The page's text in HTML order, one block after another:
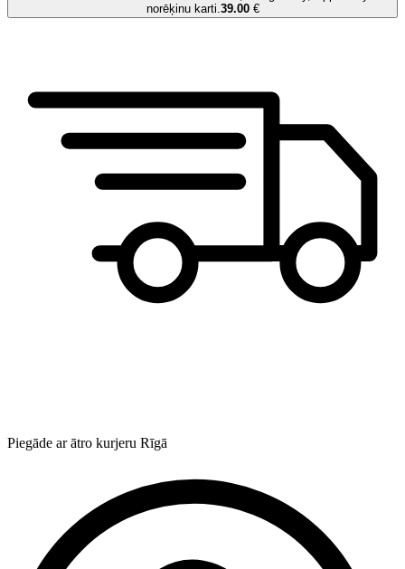
norēķinu karti.39.00€
Piegāde ar ātro kurjeru Rīgā